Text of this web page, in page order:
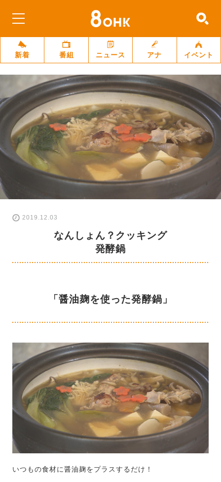
新着 番組 ニュース アナ イベント
2019.12.03
なんしょん？クッキング
発酵鍋
「醤油麹を使った発酵鍋」
いつもの食材に醤油麹をプラスするだけ！